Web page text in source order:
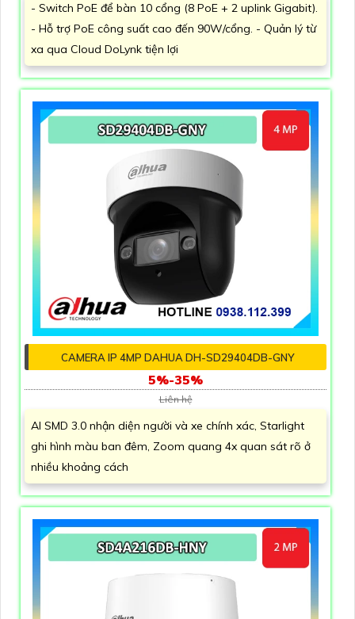
- Switch PoE để bàn 10 cổng (8 PoE + 2 uplink Gigabit).
- Hỗ trợ PoE công suất cao đến 90W/cổng. - Quản lý từ
xa qua Cloud DoLynk tiện lợi
CAMERA IP 4MP DAHUA DH-SD29404DB-GNY
5%-35%
Liên hệ
AI SMD 3.0 nhận diện người và xe chính xác, Starlight
ghi hình màu ban đêm, Zoom quang 4x quan sát rõ ở
nhiều khoảng cách